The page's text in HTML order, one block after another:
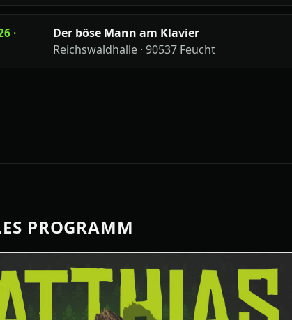
·
Der böse Mann am Klavier
Reichswaldhalle · 90537 Feucht
PROGRAMM